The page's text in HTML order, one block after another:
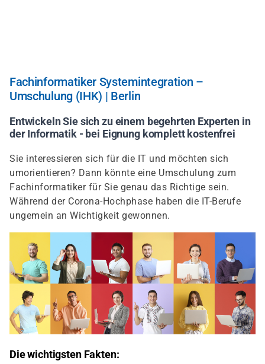
Fachinformatiker Systemintegration –
Umschulung (IHK) | Berlin
Entwickeln Sie sich zu einem begehrten Experten in
der Informatik - bei Eignung komplett kostenfrei
Sie interessieren sich für die IT und möchten sich
umorientieren? Dann könnte eine Umschulung zum
Fachinformatiker für Sie genau das Richtige sein.
Während der Corona-Hochphase haben die IT-Berufe
ungemein an Wichtigkeit gewonnen.
Die wichtigsten Fakten: